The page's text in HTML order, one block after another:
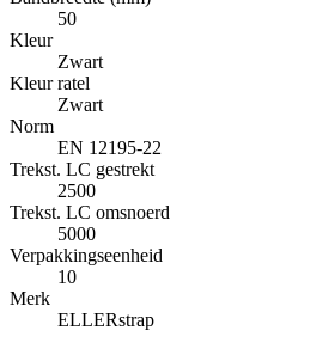
50
Kleur
Zwart
Kleur ratel
Zwart
Norm
EN 12195-22
Trekst. LC gestrekt
2500
Trekst. LC omsnoerd
5000
Verpakkingseenheid
10
Merk
ELLERstrap